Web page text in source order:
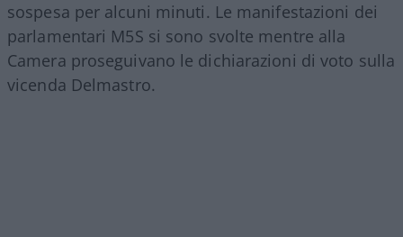
sospesa per alcuni minuti. Le manifestazioni dei
parlamentari M5S si sono svolte mentre alla
Camera proseguivano le dichiarazioni di voto sulla
vicenda Delmastro.